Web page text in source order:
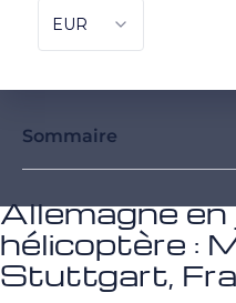
Sommaire
Allemagne
hélicoptère :
Stuttgart,